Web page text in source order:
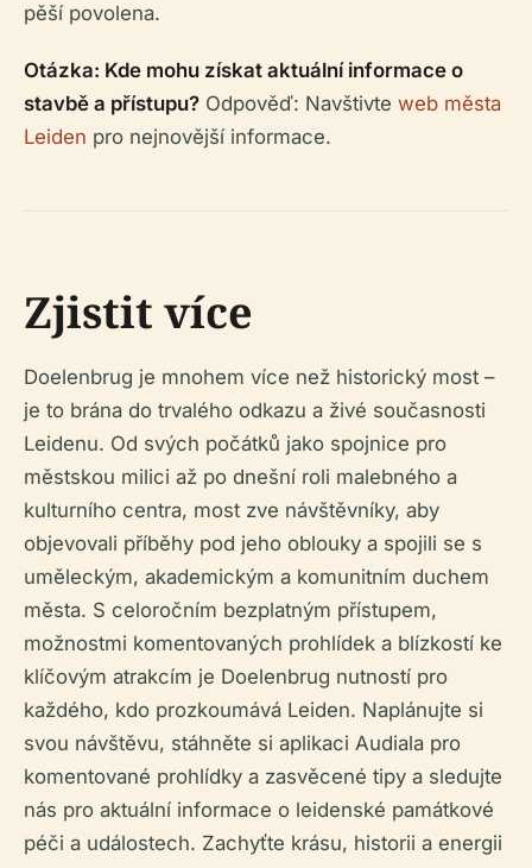
pěší povolena.
Otázka: Kde mohu získat aktuální informace o
stavbě a přístupu? Odpověď: Navštivte web města
Leiden pro nejnovější informace.
Zjistit více
Doelenbrug je mnohem více než historický most –
je to brána do trvalého odkazu a živé současnosti
Leidenu. Od svých počátků jako spojnice pro
městskou milici až po dnešní roli malebného a
kulturního centra, most zve návštěvníky, aby
objevovali příběhy pod jeho oblouky a spojili se s
uměleckým, akademickým a komunitním duchem
města. S celoročním bezplatným přístupem,
možnostmi komentovaných prohlídek a blízkostí ke
klíčovým atrakcím je Doelenbrug nutností pro
každého, kdo prozkoumává Leiden. Naplánujte si
svou návštěvu, stáhněte si aplikaci Audiala pro
komentované prohlídky a zasvěcené tipy a sledujte
nás pro aktuální informace o leidenské památkové
péči a událostech. Zachyťte krásu, historii a energii